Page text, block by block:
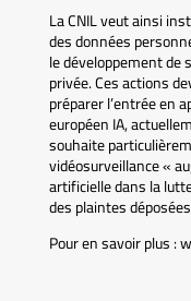
La CNIL veut ainsi
des données
le développement de
privée. Ces actions
préparer l’entrée en
européen IA,
souhaite
vidéosurveillance «
artificielle dans la
des plaintes
Pour en savoir plus :